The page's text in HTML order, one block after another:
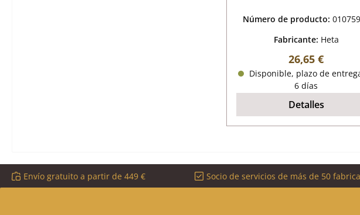
Número de producto:
Fabricante: Heta
Precio normal:
26,65 €
Disponible, plazo de
6 días
Detalles
Envío gratuito a partir de 449 € Socio de servicios de más de 50